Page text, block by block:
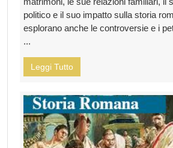
politico e il suo impatto sulla storia
esplorano anche le controversie e i
...
Leggi Tutto